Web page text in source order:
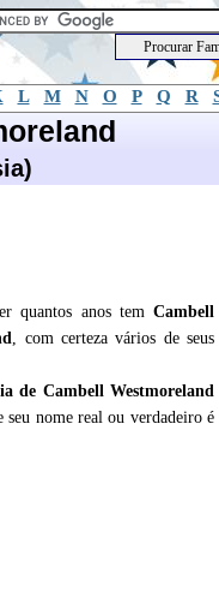
L M N O P Q R
quantos anos tem Cambell
, com certeza vários de seus
de Cambell Westmoreland
seu nome real ou verdadeiro é